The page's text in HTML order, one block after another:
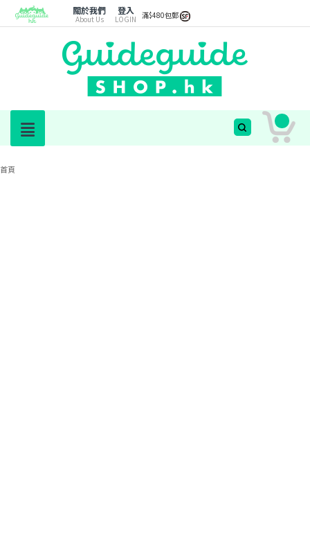
關於我們
About Us
登入
LOGIN 滿$480包郵
首頁